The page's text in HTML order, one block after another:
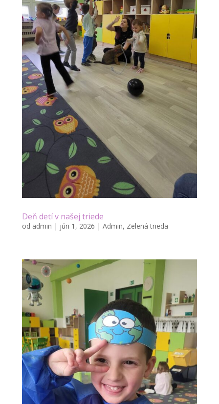
Deň detí v našej triede
od admin | jún 1, 2026 | Admin, Zelená trieda